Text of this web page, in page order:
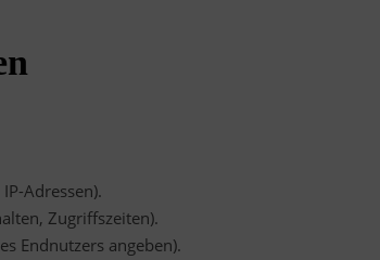
Adressen).
Zugriffszeiten).
Endnutzers angeben).